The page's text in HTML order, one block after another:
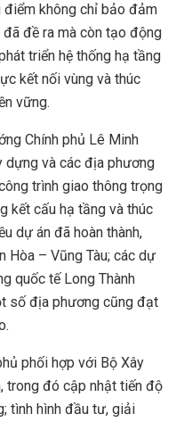
không chỉ bảo đảm
đã đề ra mà còn tạo động
triển hệ thống hạ tầng
kết nối vùng và thúc
vững.
Chính phủ Lê Minh
dựng và các địa phương
trình giao thông trọng
kết cấu hạ tầng và thúc
dự án đã hoàn thành,
Hòa – Vũng Tàu; các dự
quốc tế Long Thành
số địa phương cũng đạt
phối hợp với Bộ Xây
trong đó cập nhật tiến độ
tình hình đầu tư, giải